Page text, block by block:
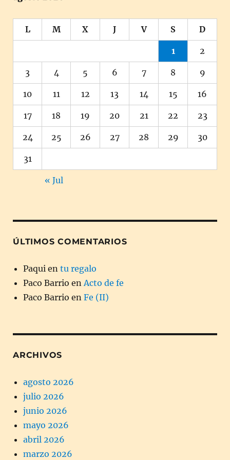
L M X J V S D
1 2
3 4 5 6 7 8 9
10 11 12 13 14 15 16
17 18 19 20 21 22 23
24 25 26 27 28 29 30
31
« Jul
ÚLTIMOS COMENTARIOS
Paqui en tu regalo
Paco Barrio en Acto de fe
Paco Barrio en Fe (II)
ARCHIVOS
agosto 2026
julio 2026
junio 2026
mayo 2026
abril 2026
marzo 2026